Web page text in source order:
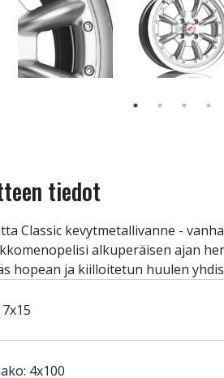
tiedot
Classic kevytmetallivanne -
alkuperäisen ajan
hopean ja kiilloitetun huulen
4x100